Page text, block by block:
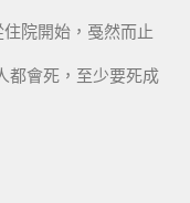
院開始，戞然而止
都會死，至少要死成